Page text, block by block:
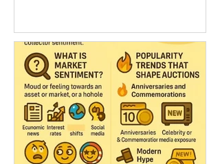
por su peso o pureza metálica.
Especialmente en las subastas, dos
factores clave — rareza e informes de
población (population report)— tienen
un impacto profundo en los precios
finales. ¿Por qué monedas
aparentemente iguales se venden a
precios muy distintos? ¿Por qué una
pequeña diferencia en